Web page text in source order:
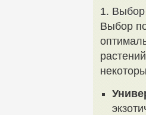
1. Выбор
Выбор